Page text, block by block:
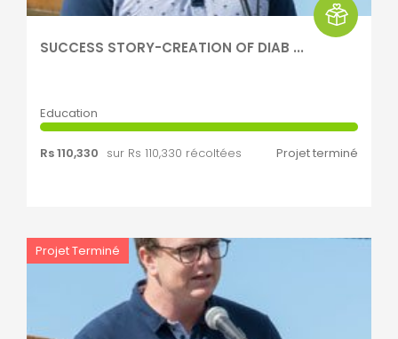
SUCCESS STORY-CREATION OF DIAB ...
Education
Rs 110,330 sur Rs 110,330 récoltées Projet terminé
Projet Terminé